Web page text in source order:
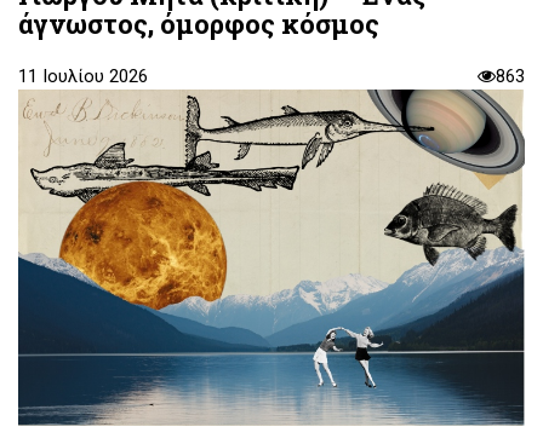
άγνωστος, όμορφος κόσμος
11 Ιουλίου 2026 863